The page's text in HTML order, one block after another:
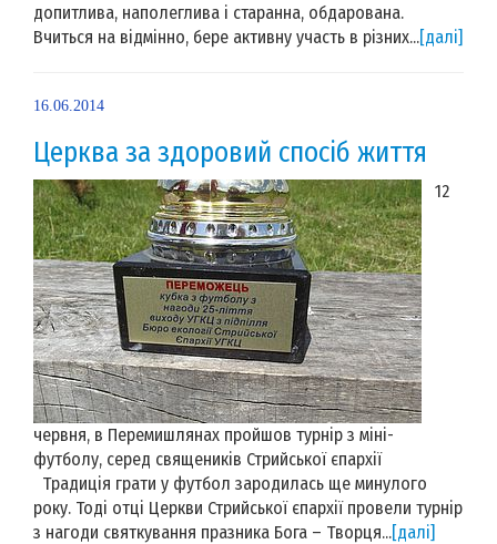
допитлива, наполеглива і старанна, обдарована.
Вчиться на відмінно, бере активну участь в різних...[далі]
16.06.2014
Церква за здоровий спосіб життя
12
червня, в Перемишлянах пройшов турнір з міні-
футболу, серед священиків Стрийської єпархії
Традиція грати у футбол зародилась ще минулого
року. Тоді отці Церкви Стрийської єпархії провели турнір
з нагоди святкування празника Бога – Творця...[далі]